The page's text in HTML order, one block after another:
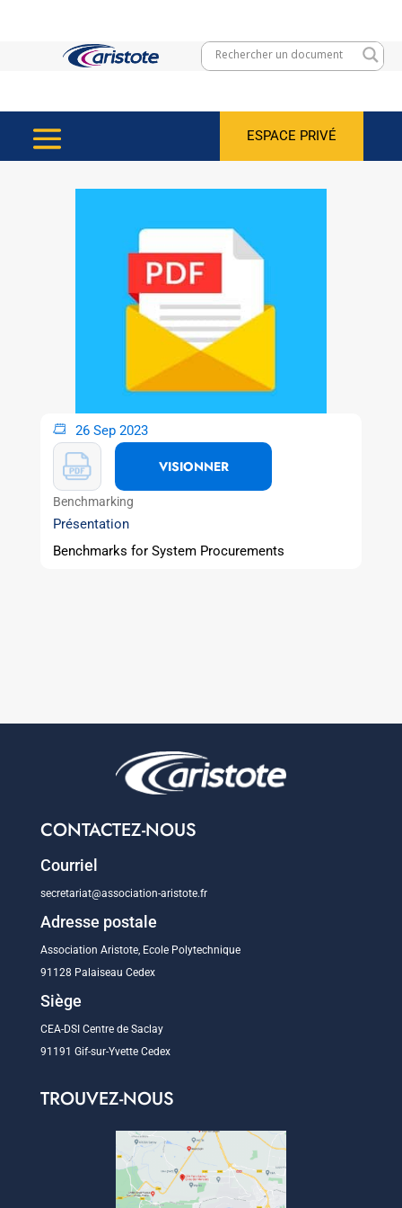
ESPACE PRIVÉ
26 Sep 2023
VISIONNER
Benchmarking
Présentation
Benchmarks for System Procurements
CONTACTEZ-NOUS
Courriel
secretariat@association-aristote.fr
Adresse postale
Association Aristote, Ecole Polytechnique
91128 Palaiseau Cedex
Siège
CEA-DSI Centre de Saclay
91191 Gif-sur-Yvette Cedex
TROUVEZ-NOUS